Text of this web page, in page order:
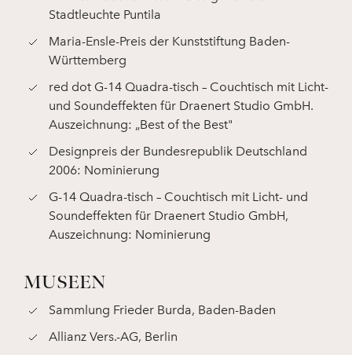
Stadtleuchte Puntila
Maria-Ensle-Preis der Kunststiftung Baden-
Württemberg
red dot G-14 Quadra-tisch – Couchtisch mit Licht-
und Soundeffekten für Draenert Studio GmbH.
Auszeichnung: „Best of the Best"
Designpreis der Bundesrepublik Deutschland
2006: Nominierung
G-14 Quadra-tisch – Couchtisch mit Licht- und
Soundeffekten für Draenert Studio GmbH,
Auszeichnung: Nominierung
MUSEEN
Sammlung Frieder Burda, Baden-Baden
Allianz Vers.-AG, Berlin